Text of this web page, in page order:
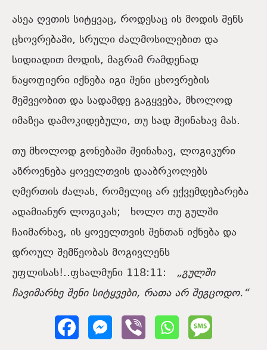
ასეა ღვთის სიტყვაც, როდესაც ის მოდის შენს
ცხოვრებაში, სრული ძალმოსილებით და
სიდიადით მოდის, მაგრამ რამდენად
ნაყოფიერი იქნება იგი შენი ცხოვრების
მეშვეობით და სადამდე გაგყვება, მხოლოდ
იმაზეა დამოკიდებული, თუ სად შეინახავ მას.
თუ მხოლოდ გონებაში შეინახავ, ლოგიკური
აზროვნება ყოველთვის დააბრკოლებს
ღმერთის ძალას, რომელიც არ ექვემდებარება
ადამიანურ ლოგიკას; ხოლო თუ გულში
ჩაიმარხავ, ის ყოველთვის შენთან იქნება და
დროულ შემწეობას მოგივლენს
უფლისას!..ფსალმუნი 118:11: „გულში
ჩავიმარხე შენი სიტყვები, რათა არ შეგცოდო.“